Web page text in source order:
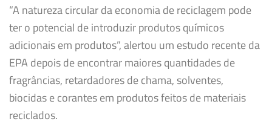
“A natureza circular da economia de reciclagem pode
ter o potencial de introduzir produtos químicos
adicionais em produtos”, alertou um estudo recente da
EPA depois de encontrar maiores quantidades de
fragrâncias, retardadores de chama, solventes,
biocidas e corantes em produtos feitos de materiais
reciclados.